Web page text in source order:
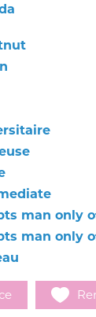
man only
man only